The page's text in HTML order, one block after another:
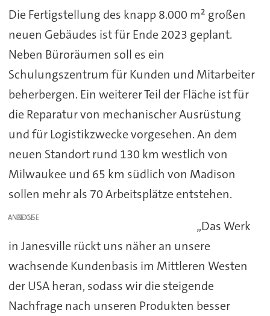
Die Fertigstellung des knapp 8.000 m² großen
neuen Gebäudes ist für Ende 2023 geplant.
Neben Büroräumen soll es ein
Schulungszentrum für Kunden und Mitarbeiter
beherbergen. Ein weiterer Teil der Fläche ist für
die Reparatur von mechanischer Ausrüstung
und für Logistikzwecke vorgesehen. An dem
neuen Standort rund 130 km westlich von
Milwaukee und 65 km südlich von Madison
sollen mehr als 70 Arbeitsplätze entstehen.
ANZEIGE
„Das Werk
in Janesville rückt uns näher an unsere
wachsende Kundenbasis im Mittleren Westen
der USA heran, sodass wir die steigende
Nachfrage nach unseren Produkten besser